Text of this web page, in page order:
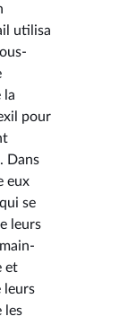
utilisa
la
pour
Dans
eux
se
leurs
et
leurs
les